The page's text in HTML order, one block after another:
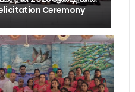
Ceremony